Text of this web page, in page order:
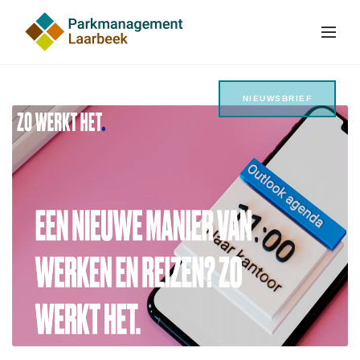
NIEUWSBRIEF